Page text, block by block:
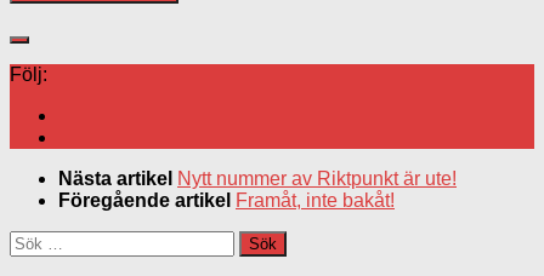
Följ:
Nästa artikel Nytt nummer av Riktpunkt är ute!
Föregående artikel Framåt, inte bakåt!
Sök
efter: